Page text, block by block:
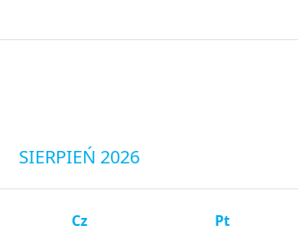
SIERPIEŃ 2026
Cz Pt